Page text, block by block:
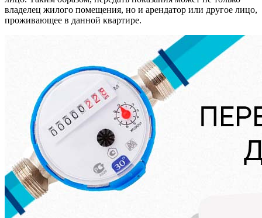
владелец жилого помещения, но и арендатор или другое лицо,
проживающее в данной квартире.